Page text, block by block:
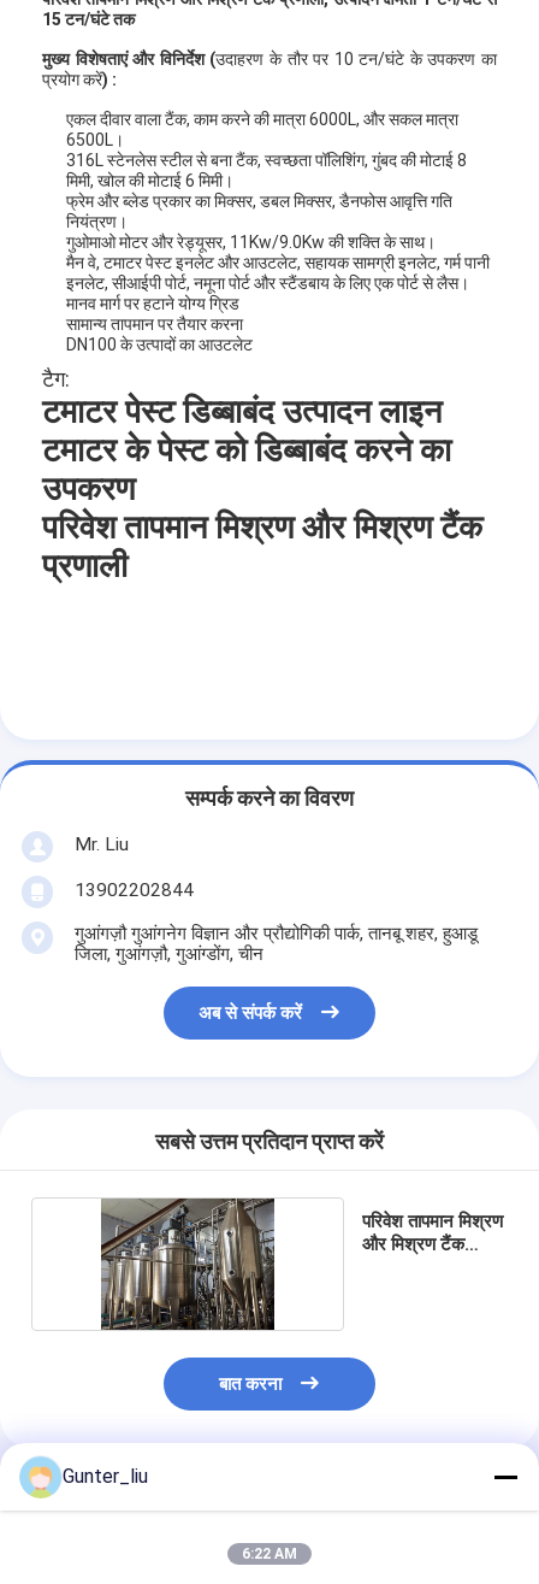
होम
15 टन/घंटे तक
मुख्य विशेषताएं और विनिर्देश (उदाहरण के तौर पर 10 टन/घंटे के उपकरण का
प्रयोग करें) :
एकल दीवार वाला टैंक, काम करने की मात्रा 6000L, और सकल मात्रा
6500L।
316L स्टेनलेस स्टील से बना टैंक, स्वच्छता पॉलिशिंग, गुंबद की मोटाई 8
मिमी, खोल की मोटाई 6 मिमी।
फ्रेम और ब्लेड प्रकार का मिक्सर, डबल मिक्सर, डैनफोस आवृत्ति गति
नियंत्रण।
गुओमाओ मोटर और रेड्यूसर, 11Kw/9.0Kw की शक्ति के साथ।
मैन वे, टमाटर पेस्ट इनलेट और आउटलेट, सहायक सामग्री इनलेट, गर्म पानी
इनलेट, सीआईपी पोर्ट, नमूना पोर्ट और स्टैंडबाय के लिए एक पोर्ट से लैस।
मानव मार्ग पर हटाने योग्य ग्रिड
सामान्य तापमान पर तैयार करना
DN100 के उत्पादों का आउटलेट
टैग:
टमाटर पेस्ट डिब्बाबंद उत्पादन लाइन
टमाटर के पेस्ट को डिब्बाबंद करने का
उपकरण
परिवेश तापमान मिश्रण और मिश्रण टैंक
प्रणाली
सम्पर्क करने का विवरण
Mr. Liu
13902202844
गुआंगज़ौ गुआंगनेग विज्ञान और प्रौद्योगिकी पार्क, तानबू शहर, हुआडू
जिला, गुआंगज़ौ, गुआंग्डोंग, चीन
अब से संपर्क करें
सबसे उत्तम प्रतिदान प्राप्त करें
परिवेश तापमान मिश्रण
और मिश्रण टैंक
बात करना
अनुशंसित उत्पाद
Gunter_liu
6:22 AM